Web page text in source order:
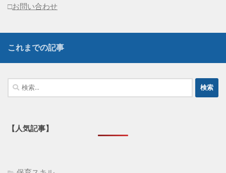
□お問い合わせ
これまでの記事
検
索:
【人気記事】